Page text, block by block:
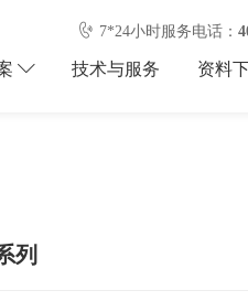
7*24小时服务电话：
技术与服务 资料
列